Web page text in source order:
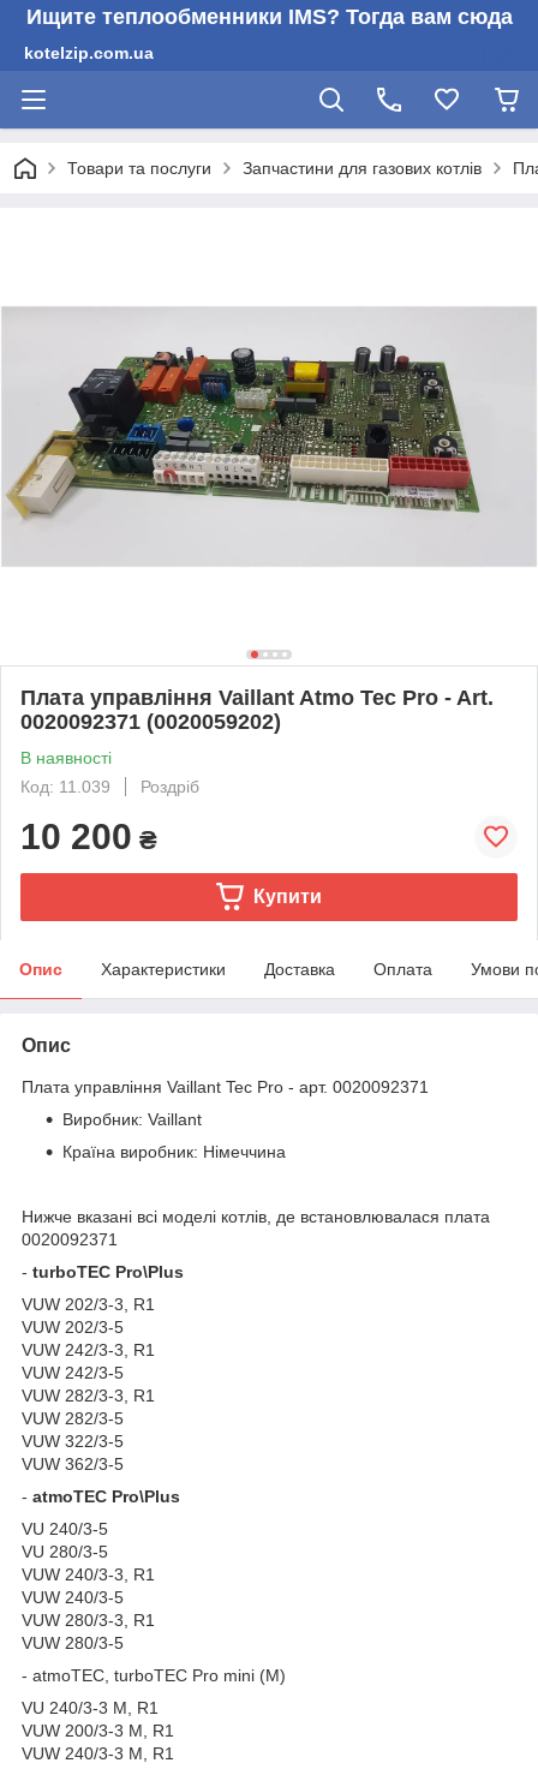
Ищите теплообменники IMS? Тогда вам сюда
kotelzip.com.ua
Товари та послуги Запчастини для газових котлів
Плата управління Vaillant Atmo Tec Pro - Art.
0020092371 (0020059202)
В наявності
Код: 11.039
Роздріб
10 200 ₴
Купити
Опис Характеристики Доставка Оплата Умови
Опис
Плата управління Vaillant Tec Pro - арт. 0020092371
Виробник: Vaillant
Країна виробник: Німеччина
Нижче вказані всі моделі котлів, де встановлювалася плата
0020092371
- turboTEC Pro\Plus
VUW 202/3-3, R1
VUW 202/3-5
VUW 242/3-3, R1
VUW 242/3-5
VUW 282/3-3, R1
VUW 282/3-5
VUW 322/3-5
VUW 362/3-5
- atmoTEC Pro\Plus
VU 240/3-5
VU 280/3-5
VUW 240/3-3, R1
VUW 240/3-5
VUW 280/3-3, R1
VUW 280/3-5
- atmoTEC, turboTEC Pro mini (M)
VU 240/3-3 M, R1
VUW 200/3-3 M, R1
VUW 240/3-3 M, R1